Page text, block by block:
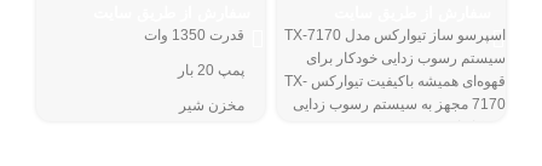
اسپرسو ساز تیوارکس مدل TX-7170
سیستم رسوب زدایی خودکار برای
قهوه‌ای همیشه باکیفیت تیوارکس TX-
7170 مجهز به سیستم رسوب زدایی
قدرت 1350 وات
پمپ 20 بار
مخزن شیر